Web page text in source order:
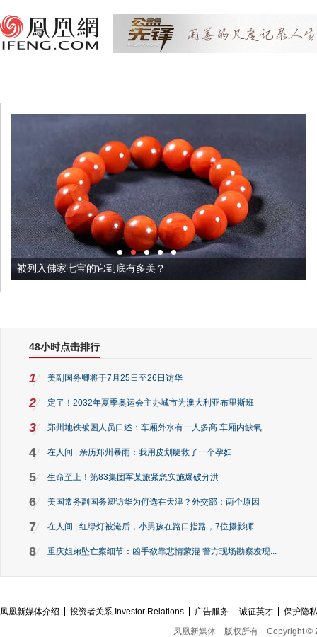
被列入佛家七宝的它到底有多美？
48小时点击排行
1 美副国务卿将于7月25日至26日访华
2 定了！2032年夏季奥运会主办城市为澳大利亚布里斯班
3 郑州地铁被困人员口述：车厢外水有一人多高 车厢内缺氧
4 在人间 | 亲历郑州暴雨：我用皮划艇救了一个孕妇
5 生命至上！第83集团军某旅紧急实施爆破分洪
6 美国常务副国务卿访华为何选在天津？外交部：两个原因
7 在人间 | 红绿灯被淹后，小男孩在路口指路，7位摄影师...
8 重庆姐弟坠亡案细节：凶手欲靠悲情蒙混 警方现场勘察发现...
凤凰新媒体介绍 投资者关系 Investor Relations 广告服务 诚征英才
保护隐
凤凰新媒体
版权所有 Copyright ©